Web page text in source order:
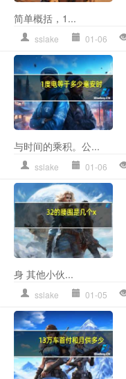
简单概括，1...
sslake 01-06
与时间的乘积。公...
sslake 01-06
身 其他小伙...
sslake 01-05